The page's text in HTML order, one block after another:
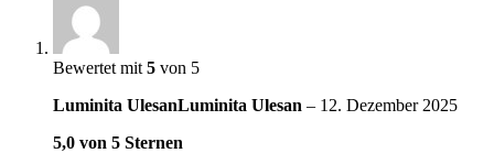
Bewertet mit 5 von 5
Luminita UlesanLuminita Ulesan – 12. Dezember 2025
5,0 von 5 Sternen